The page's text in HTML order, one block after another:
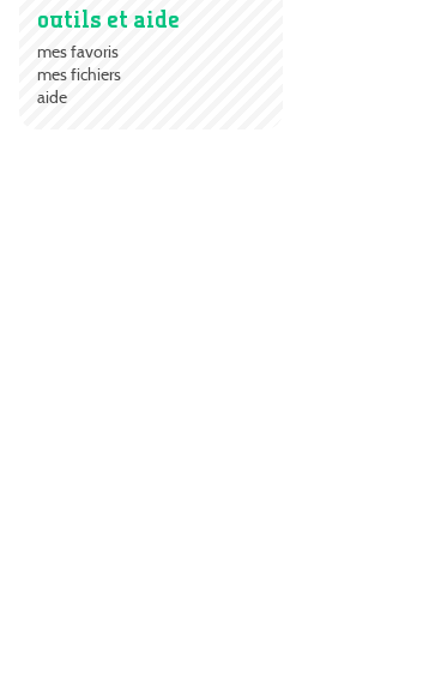
outils et aide
mes favoris
mes fichiers
aide